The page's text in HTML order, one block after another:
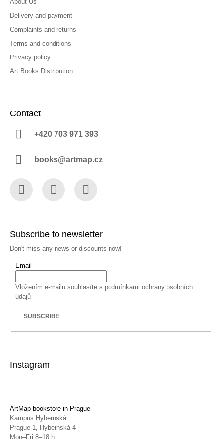
About Us
Delivery and payment
Complaints and returns
Terms and conditions
Privacy policy
Art Books Distribution
Contact
+420 703 971 393
books@artmap.cz
Subscribe to newsletter
Don't miss any news or discounts now!
Email
Vložením e-mailu souhlasíte s podmínkami ochrany osobních
údajů
SUBSCRIBE
Instagram
ArtMap bookstore in Prague
Kampus Hybernská
Prague 1, Hybernská 4
Mon–Fri 8–18 h